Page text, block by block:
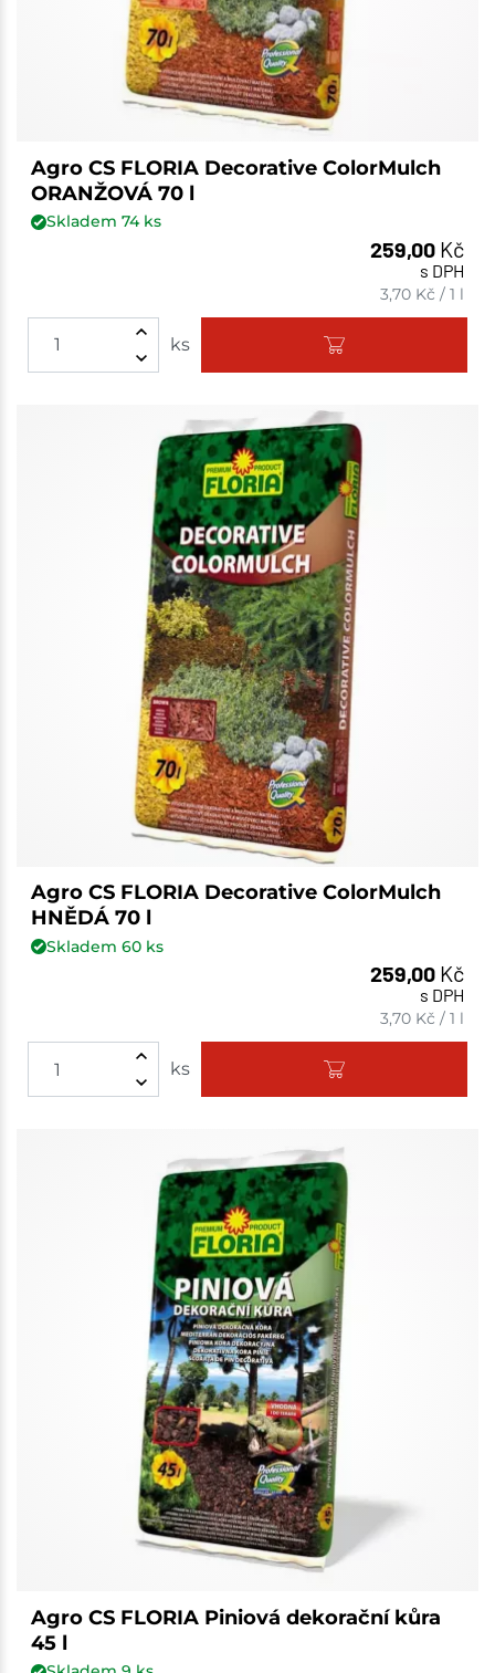
Agro CS FLORIA Decorative ColorMulch
ORANŽOVÁ 70 l
Skladem 74ks
259,00 Kč
s DPH
3,70 Kč /1 l
ks
Agro CS FLORIA Decorative ColorMulch
HNĚDÁ 70 l
Skladem 60ks
259,00 Kč
s DPH
3,70 Kč /1 l
ks
Agro CS FLORIA Piniová dekorační kůra
45 l